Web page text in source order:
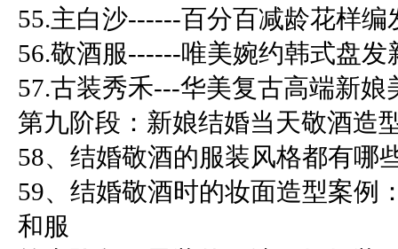
55.主白沙------百分百减龄花样
56.敬酒服------唯美婉约韩式盘发
57.古装秀禾---华美复古高端新娘
第九阶段：新娘结婚当天敬酒造
58、结婚敬酒的服装风格都有哪
59、结婚敬酒时的妆面造型案例
和服